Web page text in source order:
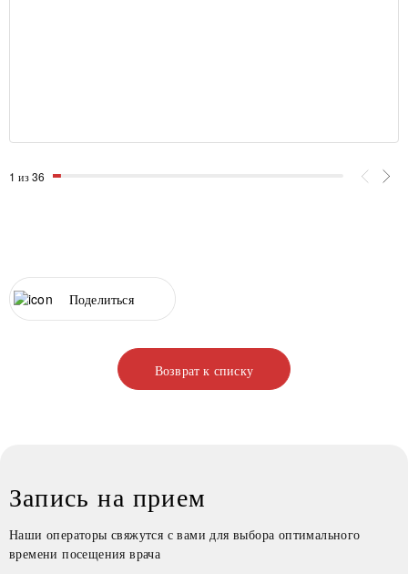
1 из 36
Поделиться
Возврат к списку
Запись на прием
Наши операторы свяжутся с вами для выбора оптимального
времени посещения врача